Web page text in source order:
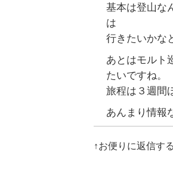
基本は登山な
は
行きたいかな
あとはモルト
たいですね。
旅程は３週間
あんまり情報
↑お便りに返信す